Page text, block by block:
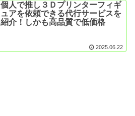
個人で推し３Ｄプリンターフィギ
ュアを依頼できる代行サービスを
紹介！しかも高品質で低価格
2025.06.22